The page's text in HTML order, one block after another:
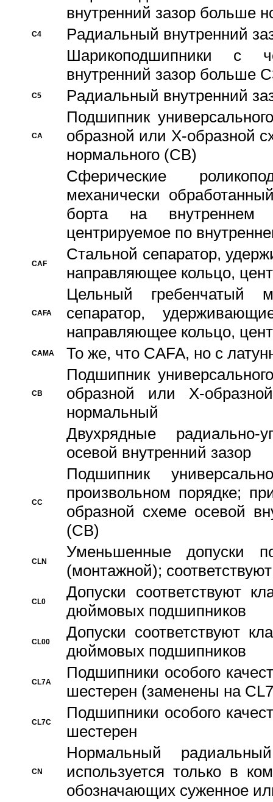
внутренний зазор больше
C4
Pадиальный внутренний
Шарикоподшипники с
внутренний зазор больше
C5 Pадиальный внутренний
CA
Подшипник
образной или Х-образной
нормального (CB)
Сферические
механически
борта на внутреннем
центрируемое по
CAF
Стальной сепаратор,
направляющее кольцо,
CAFA
Цельный гребенчатый
сепаратор,
направляющее кольцо,
CAMA То же, что CAFA, но с
CB
Подшипник
образной или Х-
нормальный
Двухрядные радиально-
осевой внутренний зазор
CC
Подшипник
произвольном порядке;
образной схеме осевой
(CB)
CLN
Уменьшенные
(монтажной);
CL0
Допуски соответствуют
дюймовых подшипников
CL00
Допуски соответствуют
дюймовых подшипников
CL7A
Подшипники особого
шестерен (заменены на
CL7C
Подшипники особого
шестерен
CN
Hормальный
используется только в
обозначающих суженное